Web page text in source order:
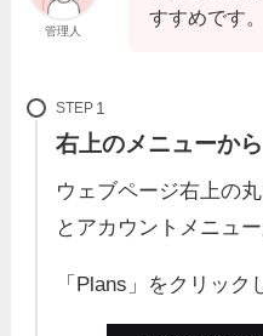
管理人
すすめです。
STEP
右上のメニューか
ウェブページ右上の
とアカウントメニュ
「Plans」をクリック